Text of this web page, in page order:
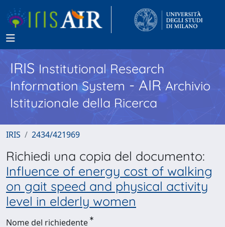
IRISInstitutional Research
Information System - AIR Archivio
Istituzionale della Ricerca
IRIS 2434/421969
Richiedi una copia del documento:
Influence of energy cost of walking
on gait speed and physical activity
level in elderly women
Nome del richiedente